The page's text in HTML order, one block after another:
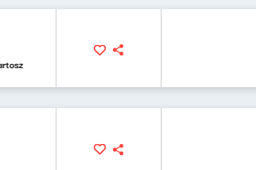
"Fisz" Waglewski, Maciej Jankowski